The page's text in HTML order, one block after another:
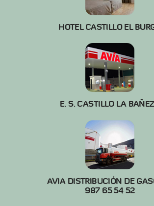
HOTEL CASTILLO EL
E. S. CASTILLO LA
AVIA DISTRIBUCIÓN DE
987 65 54 52